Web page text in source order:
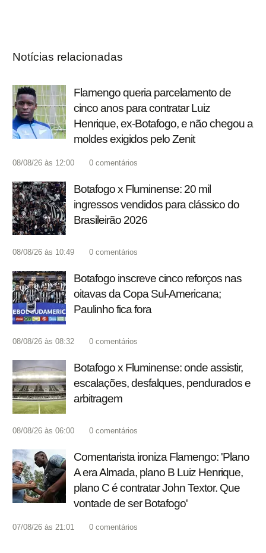
Notícias relacionadas
Flamengo queria parcelamento de
cinco anos para contratar Luiz
Henrique, ex-Botafogo, e não chegou a
moldes exigidos pelo Zenit
08/08/26 às 12:00 0 comentários
Botafogo x Fluminense: 20 mil
ingressos vendidos para clássico do
Brasileirão 2026
08/08/26 às 10:49 0 comentários
Botafogo inscreve cinco reforços nas
oitavas da Copa Sul-Americana;
Paulinho fica fora
08/08/26 às 08:32 0 comentários
Botafogo x Fluminense: onde assistir,
escalações, desfalques, pendurados e
arbitragem
08/08/26 às 06:00 0 comentários
Comentarista ironiza Flamengo: 'Plano
A era Almada, plano B Luiz Henrique,
plano C é contratar John Textor. Que
vontade de ser Botafogo'
07/08/26 às 21:01 0 comentários